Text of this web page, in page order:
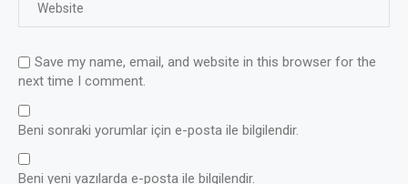
Save my name, email, and website in this browser for the
next time I comment.
Beni sonraki yorumlar için e-posta ile bilgilendir.
Beni yeni yazılarda e-posta ile bilgilendir.